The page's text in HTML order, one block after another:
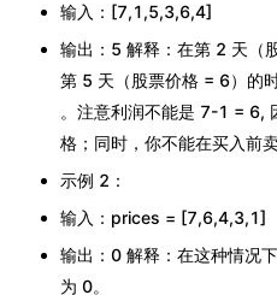
输入：[7,1,5,3,6,4]
输出：5 解释：在第 2 天（
第 5 天（股票价格 = 6）的
。注意利润不能是 7-1 = 6,
格；同时，你不能在买入前卖
示例 2：
输入：prices = [7,6,4,3,1]
输出：0 解释：在这种情况
为 0。